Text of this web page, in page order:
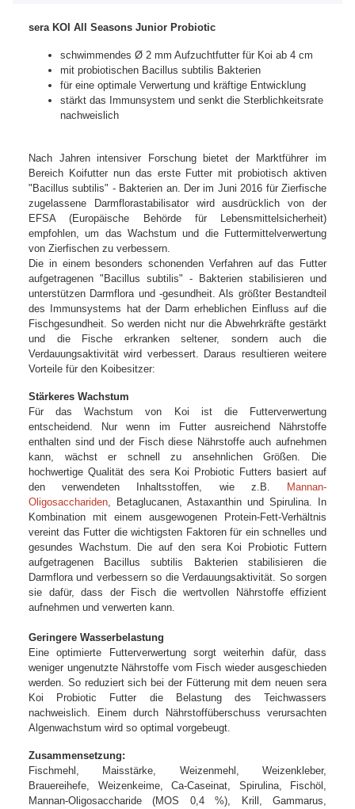
sera KOI All Seasons Junior Probiotic
schwimmendes Ø 2 mm Aufzuchtfutter für Koi ab 4 cm
mit probiotischen Bacillus subtilis Bakterien
für eine optimale Verwertung und kräftige Entwicklung
stärkt das Immunsystem und senkt die Sterblichkeitsrate
nachweislich
Nach Jahren intensiver Forschung bietet der Marktführer im
Bereich Koifutter nun das erste Futter mit probiotisch aktiven
"Bacillus subtilis" - Bakterien an. Der im Juni 2016 für Zierfische
zugelassene Darmflorastabilisator wird ausdrücklich von der
EFSA (Europäische Behörde für Lebensmittelsicherheit)
empfohlen, um das Wachstum und die Futtermittelverwertung
von Zierfischen zu verbessern.
Die in einem besonders schonenden Verfahren auf das Futter
aufgetragenen "Bacillus subtilis" - Bakterien stabilisieren und
unterstützen Darmflora und -gesundheit. Als größter Bestandteil
des Immunsystems hat der Darm erheblichen Einfluss auf die
Fischgesundheit. So werden nicht nur die Abwehrkräfte gestärkt
und die Fische erkranken seltener, sondern auch die
Verdauungsaktivität wird verbessert. Daraus resultieren weitere
Vorteile für den Koibesitzer:
Stärkeres Wachstum
Für das Wachstum von Koi ist die Futterverwertung
entscheidend. Nur wenn im Futter ausreichend Nährstoffe
enthalten sind und der Fisch diese Nährstoffe auch aufnehmen
kann, wächst er schnell zu ansehnlichen Größen. Die
hochwertige Qualität des sera Koi Probiotic Futters basiert auf
den verwendeten Inhaltsstoffen, wie z.B.
Mannan-
Oligosacchariden, Betaglucanen, Astaxanthin und Spirulina. In
Kombination mit einem ausgewogenen Protein-Fett-Verhältnis
vereint das Futter die wichtigsten Faktoren für ein schnelles und
gesundes Wachstum. Die auf den sera Koi Probiotic Futtern
aufgetragenen Bacillus subtilis Bakterien stabilisieren die
Darmflora und verbessern so die Verdauungsaktivität. So sorgen
sie dafür, dass der Fisch die wertvollen Nährstoffe effizient
aufnehmen und verwerten kann.
Geringere Wasserbelastung
Eine optimierte Futterverwertung sorgt weiterhin dafür, dass
weniger ungenutzte Nährstoffe vom Fisch wieder ausgeschieden
werden. So reduziert sich bei der Fütterung mit dem neuen sera
Koi Probiotic Futter die Belastung des Teichwassers
nachweislich. Einem durch Nährstoffüberschuss verursachten
Algenwachstum wird so optimal vorgebeugt.
Zusammensetzung:
Fischmehl, Maisstärke, Weizenmehl, Weizenkleber,
Brauereihefe, Weizenkeime, Ca-Caseinat, Spirulina, Fischöl,
Mannan-Oligosaccharide (MOS 0,4 %), Krill, Gammarus,